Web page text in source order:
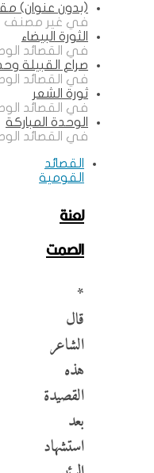
(بدون عنوان)
في غير مصنف
الثورة البيضاء
في القصائد
صراع القبيلة
في القصائد
ثورة الشعر
في القصائد
الوحدة المباركة
في القصائد
القصائد
القومية
لعنة
الصمت
*
قال
الشاعر
هذه
القصيدة
بعد
استشهاد